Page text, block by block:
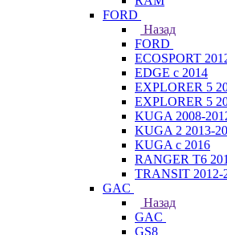
FORD
Назад
FORD
ECOSPORT
EDGE c 2014
EXPLORER 5
EXPLORER 5
KUGA 2008-
KUGA 2 2013-
KUGA с 2016
RANGER T6
TRANSIT 2012-
GAC
Назад
GAC
GS8